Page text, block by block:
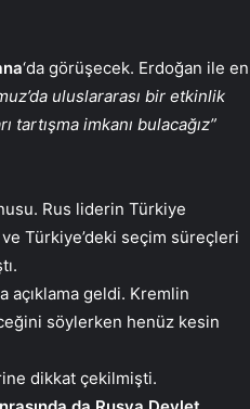
‘da görüşecek. Erdoğan ile en
uluslararası bir etkinlik
tartışma imkanı bulacağız”
Rus liderin Türkiye
Türkiye’deki seçim süreçleri
açıklama geldi. Kremlin
söylerken henüz kesin
dikkat çekilmişti.